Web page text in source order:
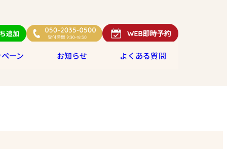
ーン お知らせ よくある質問